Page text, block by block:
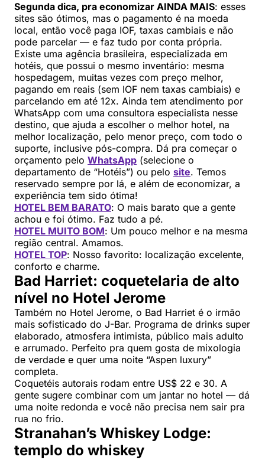
Segunda dica, pra economizar AINDA MAIS: esses
sites são ótimos, mas o pagamento é na moeda
local, então você paga IOF, taxas cambiais e não
pode parcelar — e faz tudo por conta própria.
Existe uma agência brasileira, especializada em
hotéis, que possui o mesmo inventário: mesma
hospedagem, muitas vezes com preço melhor,
pagando em reais (sem IOF nem taxas cambiais) e
parcelando em até 12x. Ainda tem atendimento por
WhatsApp com uma consultora especialista nesse
destino, que ajuda a escolher o melhor hotel, na
melhor localização, pelo menor preço, com todo o
suporte, inclusive pós-compra. Dá pra começar o
orçamento pelo WhatsApp (selecione o
departamento de “Hotéis”) ou pelo site. Temos
reservado sempre por lá, e além de economizar, a
experiência tem sido ótima!
HOTEL BEM BARATO: O mais barato que a gente
achou e foi ótimo. Faz tudo a pé.
HOTEL MUITO BOM: Um pouco melhor e na mesma
região central. Amamos.
HOTEL TOP: Nosso favorito: localização excelente,
conforto e charme.
Bad Harriet: coquetelaria de alto
nível no Hotel Jerome
Também no Hotel Jerome, o Bad Harriet é o irmão
mais sofisticado do J-Bar. Programa de drinks super
elaborado, atmosfera intimista, público mais adulto
e arrumado. Perfeito pra quem gosta de mixologia
de verdade e quer uma noite “Aspen luxury”
completa.
Coquetéis autorais rodam entre US$ 22 e 30. A
gente sugere combinar com um jantar no hotel — dá
uma noite redonda e você não precisa nem sair pra
rua no frio.
Stranahan’s Whiskey Lodge:
templo do whiskey